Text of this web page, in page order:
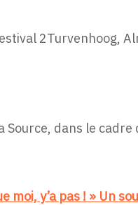
2Turvenhoog,
Source, dans le
moi, y’a pas ! » Un